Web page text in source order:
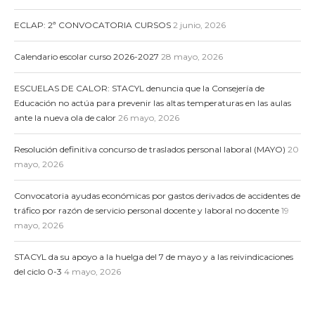
ECLAP: 2ª CONVOCATORIA CURSOS 2 junio, 2026
Calendario escolar curso 2026-2027 28 mayo, 2026
ESCUELAS DE CALOR: STACYL denuncia que la Consejería de
Educación no actúa para prevenir las altas temperaturas en las aulas
ante la nueva ola de calor 26 mayo, 2026
Resolución definitiva concurso de traslados personal laboral (MAYO) 20
mayo, 2026
Convocatoria ayudas económicas por gastos derivados de accidentes de
tráfico por razón de servicio personal docente y laboral no docente 19
mayo, 2026
STACYL da su apoyo a la huelga del 7 de mayo y a las reivindicaciones
del ciclo 0-3 4 mayo, 2026